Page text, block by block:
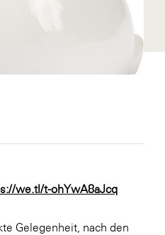
we.tl/t-ohYwA8aJcq
Gelegenheit, nach den